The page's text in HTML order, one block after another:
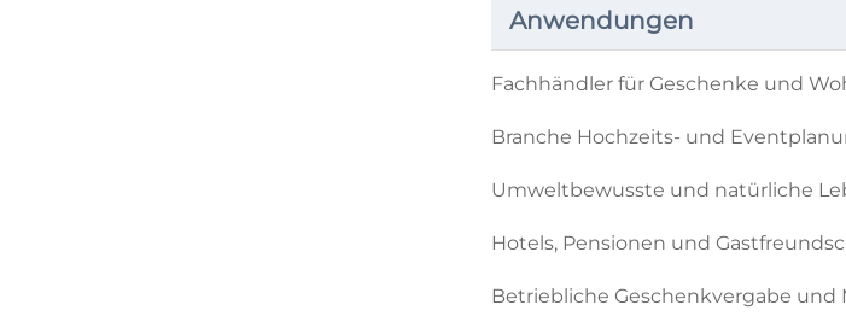
Anwendungen
Fachhändler für Geschenke und
Branche Hochzeits- und
Umweltbewusste und natürliche
Hotels, Pensionen und
Betriebliche Geschenkvergabe